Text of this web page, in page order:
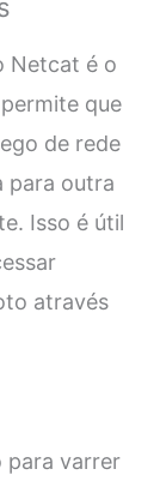
Netcat é o
que
de rede
para outra
Isso é útil
através
para varrer